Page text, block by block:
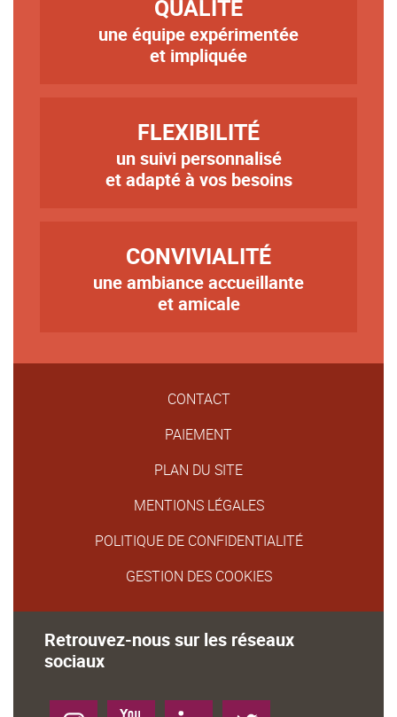
QUALITÉ
une équipe expérimentée
et impliquée
FLEXIBILITÉ
un suivi personnalisé
et adapté à vos besoins
CONVIVIALITÉ
Texteune ambiance accueillante
et amicale
CONTACT
PAIEMENT
PLAN DU SITE
MENTIONS LÉGALES
POLITIQUE DE CONFIDENTIALITÉ
GESTION DES COOKIES
Retrouvez-nous sur les réseaux
sociaux